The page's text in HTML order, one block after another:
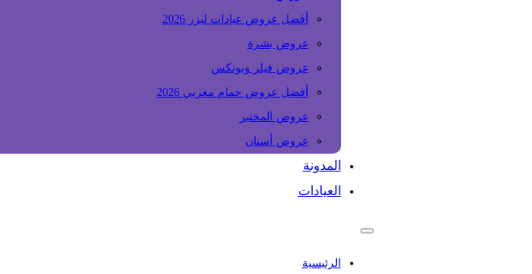
أفضل عروض عيادات ليزر 2026
عروض بشرة
عروض فيلر وبوتكس
أفضل عروض حمام مغربي 2026
عروض المختبر
عروض أسنان
المدونة
العيادات
الرئيسية